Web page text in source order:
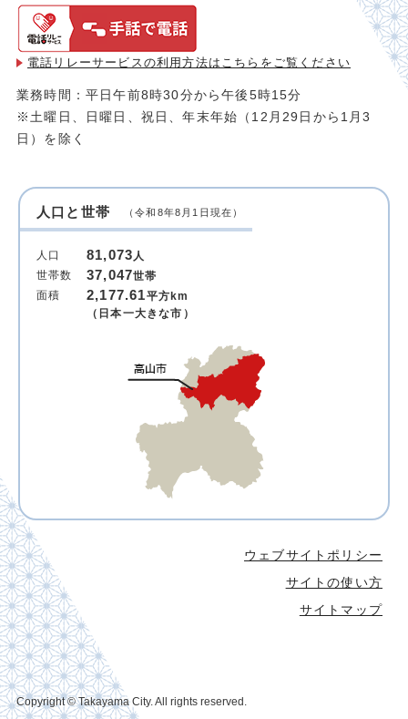
電話リレーサービスの利用方法は こちらをご覧ください
業務時間：平日午前8時30分から午後5時15分
※土曜日、日曜日、祝日、年末年始（12月29日から1月3
日）を除く
人口と世帯 （令和8年8月1日現在）
人口 81,073人
世帯数
37,047世帯
面積
2,177.61平方km
（日本一大きな市）
ウェブサイトポリシー
サイトの使い方
サイトマップ
Copyright © Takayama City. All rights reserved.